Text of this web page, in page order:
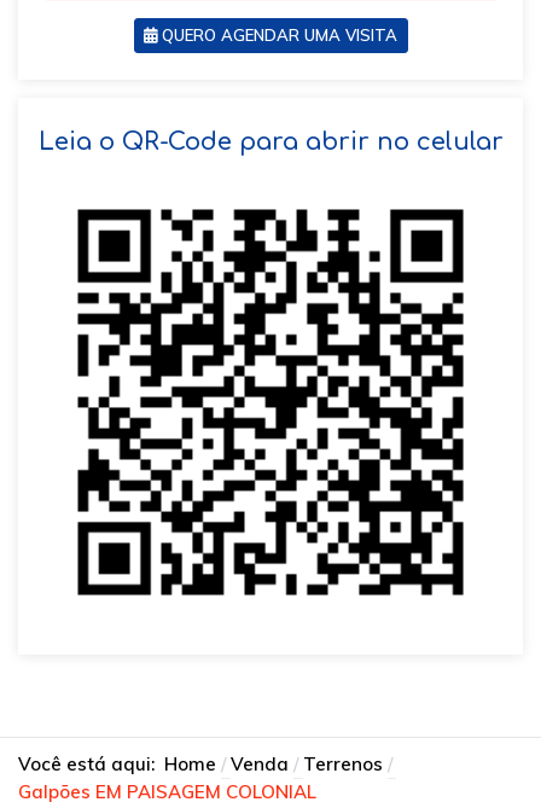
QUERO AGENDAR UMA VISITA
Leia o QR-Code para abrir no celular
Você está aqui: Home Venda
Terrenos
Galpões EM PAISAGEM COLONIAL